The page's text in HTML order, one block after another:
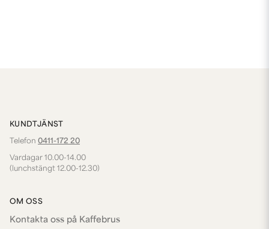
KUNDTJÄNST
Telefon 0411-172 20
Vardagar 10.00-14.00
(lunchstängt 12.00-12.30)
OM OSS
Kontakta oss på Kaffebrus